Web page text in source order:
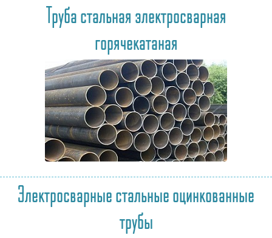
Труба стальная электросварная
горячекатаная
Электросварные стальные оцинкованные
трубы